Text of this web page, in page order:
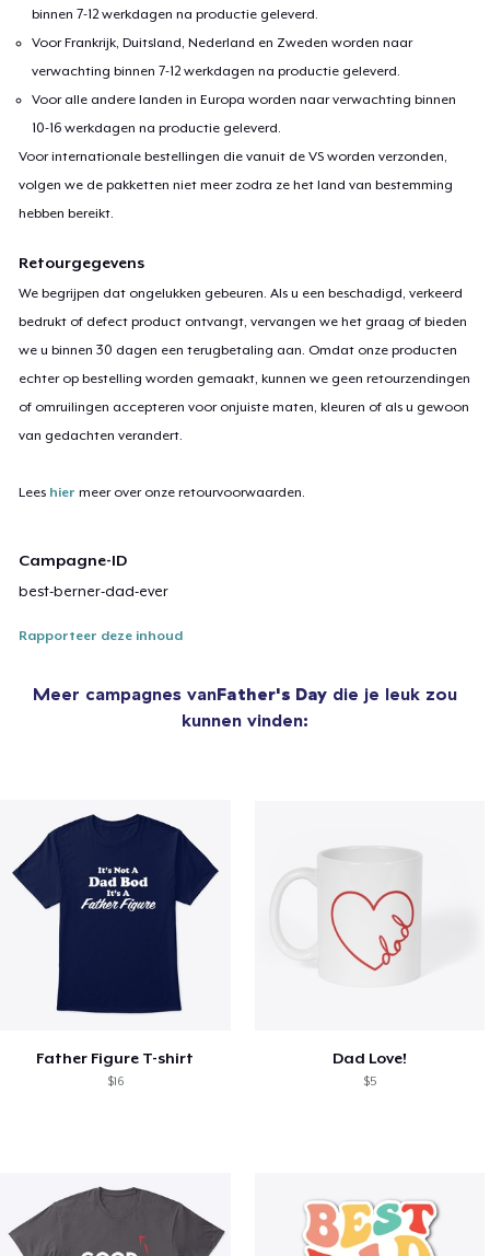
binnen 7-12 werkdagen na productie geleverd.
Voor Frankrijk, Duitsland, Nederland en Zweden worden naar
verwachting binnen 7-12 werkdagen na productie geleverd.
Voor alle andere landen in Europa worden naar verwachting binnen
10-16 werkdagen na productie geleverd.
Voor internationale bestellingen die vanuit de VS worden verzonden,
volgen we de pakketten niet meer zodra ze het land van bestemming
hebben bereikt.
Retourgegevens
We begrijpen dat ongelukken gebeuren. Als u een beschadigd, verkeerd
bedrukt of defect product ontvangt, vervangen we het graag of bieden
we u binnen 30 dagen een terugbetaling aan. Omdat onze producten
echter op bestelling worden gemaakt, kunnen we geen retourzendingen
of omruilingen accepteren voor onjuiste maten, kleuren of als u gewoon
van gedachten verandert.
Lees hier meer over onze retourvoorwaarden.
Campagne-ID
best-berner-dad-ever
Rapporteer deze inhoud
Meer campagnes vanFather's Day die je leuk zou
kunnen vinden:
Father Figure T-shirt
$16
Dad Love!
$5